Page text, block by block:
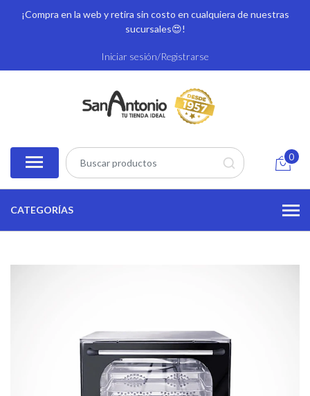
¡Compra en la web y retira sin costo en cualquiera de nuestras
sucursales😍!
Iniciar sesión/Registrarse
0
CATEGORÍAS